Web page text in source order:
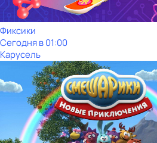
Фиксики
Сегодня в 01:00
Карусель